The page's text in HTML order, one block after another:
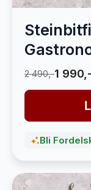
2 490,-1 990,-
Bli